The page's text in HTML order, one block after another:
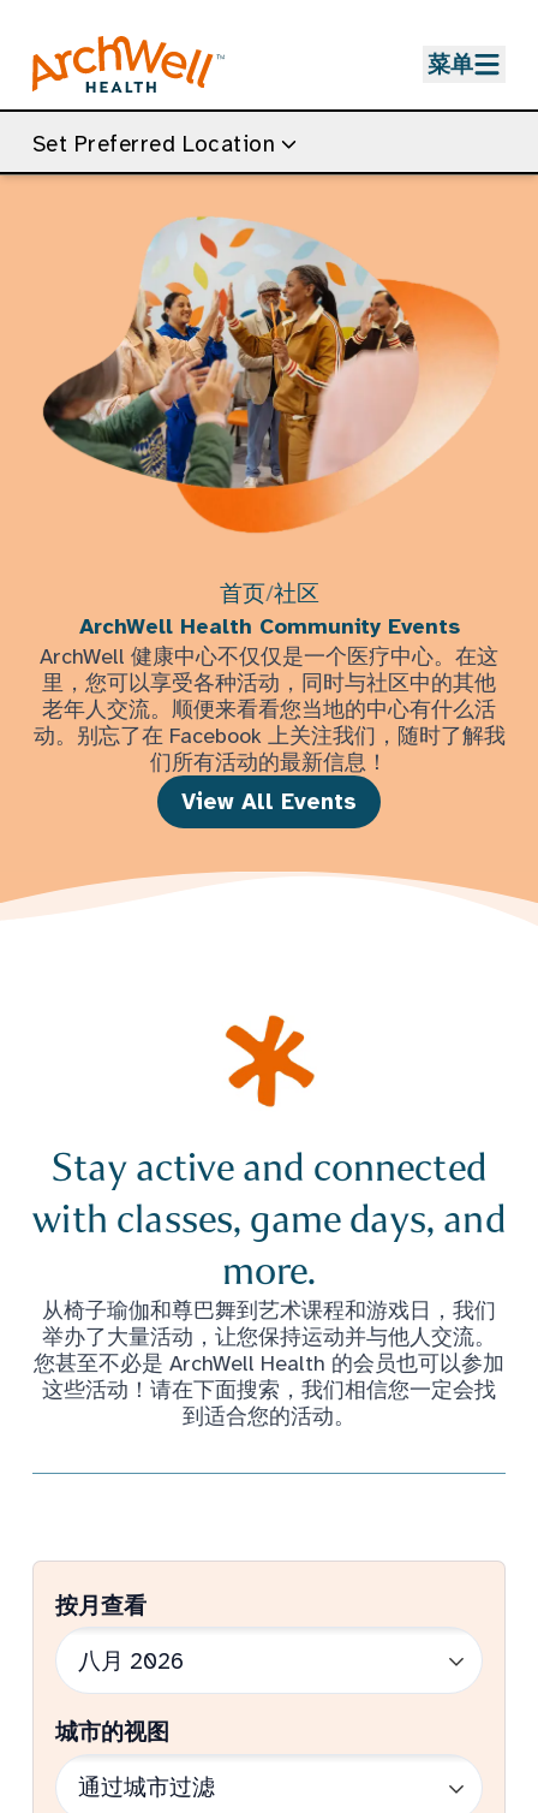
菜单
Set Preferred Location
首页/社区
ArchWell Health Community Events
ArchWell 健康中心不仅仅是一个医疗中心。在这
里，您可以享受各种活动，同时与社区中的其他
老年人交流。顺便来看看您当地的中心有什么活
动。别忘了在 Facebook 上关注我们，随时了解我
们所有活动的最新信息！
View All Events
Stay active and connected
with classes, game days, and
more.
从椅子瑜伽和尊巴舞到艺术课程和游戏日，我们
举办了大量活动，让您保持运动并与他人交流。
您甚至不必是 ArchWell Health 的会员也可以参加
这些活动！请在下面搜索，我们相信您一定会找
到适合您的活动。
按月查看
城市的视图